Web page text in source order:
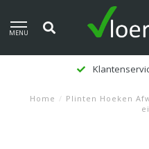
MENU
Home / Plinten Hoeken